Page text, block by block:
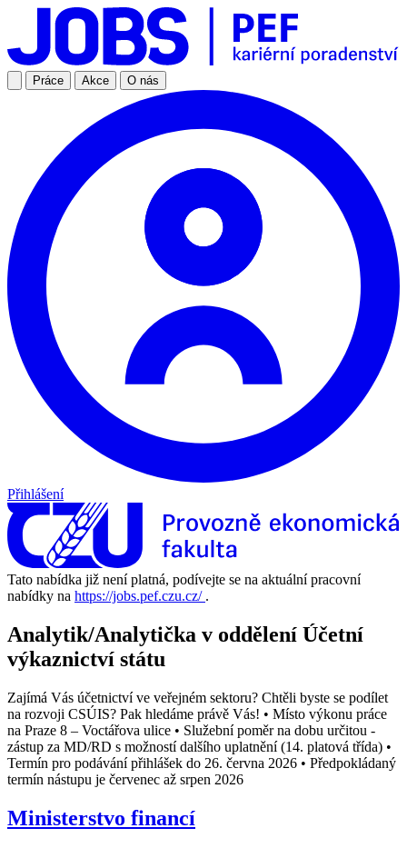
Práce Akce O nás
Přihlášení
Tato nabídka již není platná, podívejte se na aktuální pracovní
nabídky na https://jobs.pef.czu.cz/ .
Analytik/Analytička v oddělení Účetní
výkaznictví státu
Zajímá Vás účetnictví ve veřejném sektoru? Chtěli byste se podílet
na rozvoji CSÚIS? Pak hledáme právě Vás! • Místo výkonu práce
na Praze 8 – Voctářova ulice • Služební poměr na dobu určitou -
zástup za MD/RD s možností dalšího uplatnění (14. platová třída) •
Termín pro podávání přihlášek do 26. června 2026 • Předpokládaný
termín nástupu je červenec až srpen 2026
Ministerstvo financí